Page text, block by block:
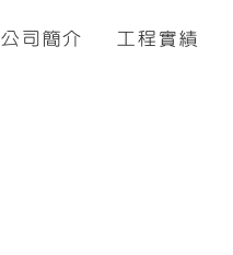
公司簡介 工程實績